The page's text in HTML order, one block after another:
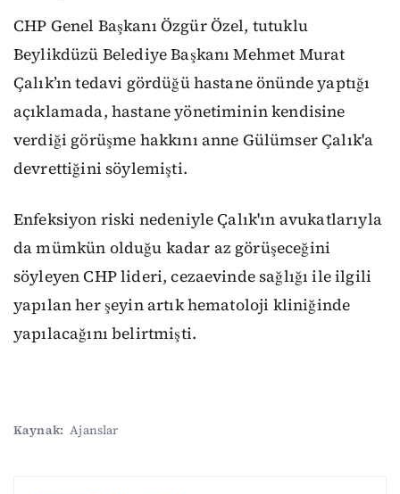
CHP Genel Başkanı Özgür Özel, tutuklu
Beylikdüzü Belediye Başkanı Mehmet Murat
Çalık’ın tedavi gördüğü hastane önünde yaptığı
açıklamada, hastane yönetiminin kendisine
verdiği görüşme hakkını anne Gülümser Çalık'a
devrettiğini söylemişti.
Enfeksiyon riski nedeniyle Çalık'ın avukatlarıyla
da mümkün olduğu kadar az görüşeceğini
söyleyen CHP lideri, cezaevinde sağlığı ile ilgili
yapılan her şeyin artık hematoloji kliniğinde
yapılacağını belirtmişti.
Kaynak: Ajanslar